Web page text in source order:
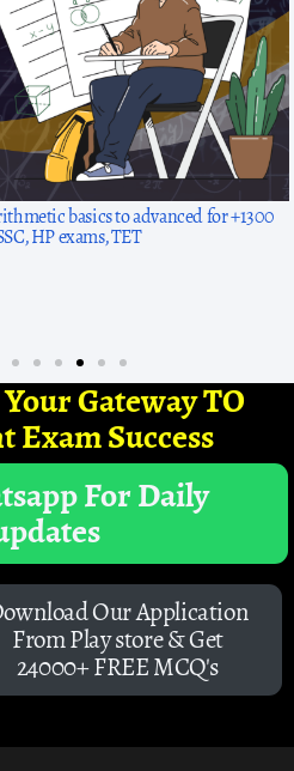
arithmetic basics to advanced for
HP exams, TET.
Gateway TO
Exam Success
For Daily
Our Application
From Play store & Get
24000+ FREE MCQ's